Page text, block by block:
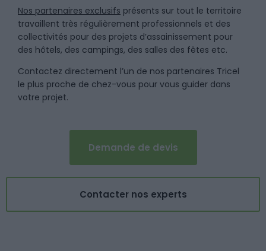
Nos partenaires exclusifs présents sur tout le territoire
travaillent très régulièrement professionnels et des
collectivités pour des projets d’assainissement pour
des hôtels, des campings, des salles des fêtes etc.
Contactez directement l’un de nos partenaires Tricel
le plus proche de chez-vous pour vous guider dans
votre projet.
Demande de devis
Contacter nos experts